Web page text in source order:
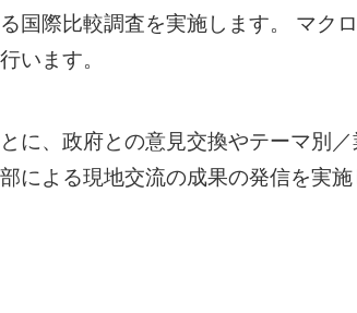
国際比較調査を実施します。 マク
います。
に、政府との意見交換やテーマ別
による現地交流の成果の発信を実施